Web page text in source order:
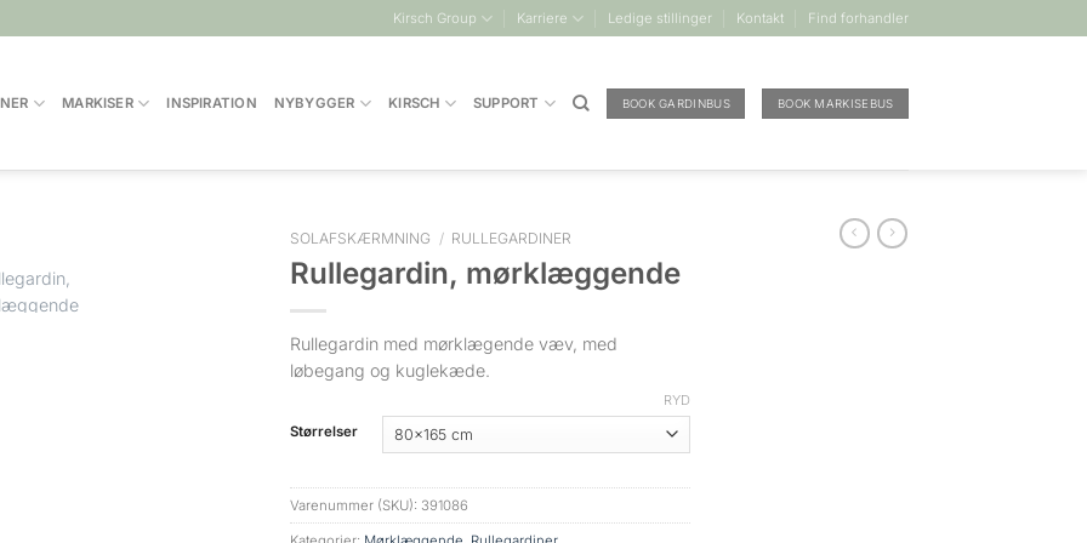
Kirsch Group Karriere Ledige stillinger Kontakt Find forhandler
MARKISER INSPIRATION NYBYGGER KIRSCH SUPPORT BOOK GARDINBUS BOOK MARKISEBUS
SOLAFSKÆRMNING / RULLEGARDINER
Rullegardin, mørklæggende
Rullegardin med mørklægende væv, med
løbegang og kuglekæde.
Størrelser
RYD
Varenummer (SKU): 391086